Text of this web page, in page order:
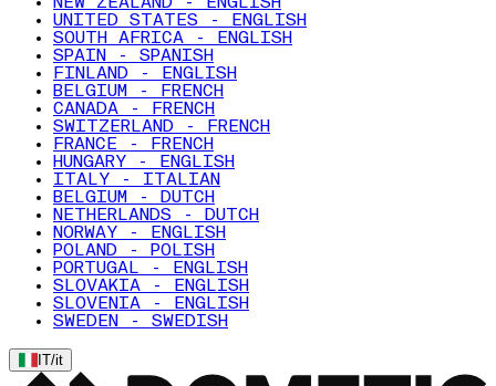
UNITED STATES - ENGLISH
SOUTH AFRICA - ENGLISH
SPAIN - SPANISH
FINLAND - ENGLISH
BELGIUM - FRENCH
CANADA - FRENCH
SWITZERLAND - FRENCH
FRANCE - FRENCH
HUNGARY - ENGLISH
ITALY - ITALIAN
BELGIUM - DUTCH
NETHERLANDS - DUTCH
NORWAY - ENGLISH
POLAND - POLISH
PORTUGAL - ENGLISH
SLOVAKIA - ENGLISH
SLOVENIA - ENGLISH
SWEDEN - SWEDISH
IT/it